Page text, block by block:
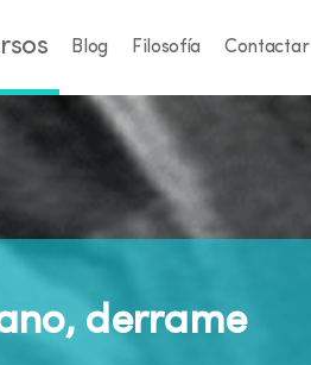
Blog Filosofía Contactar
derrame